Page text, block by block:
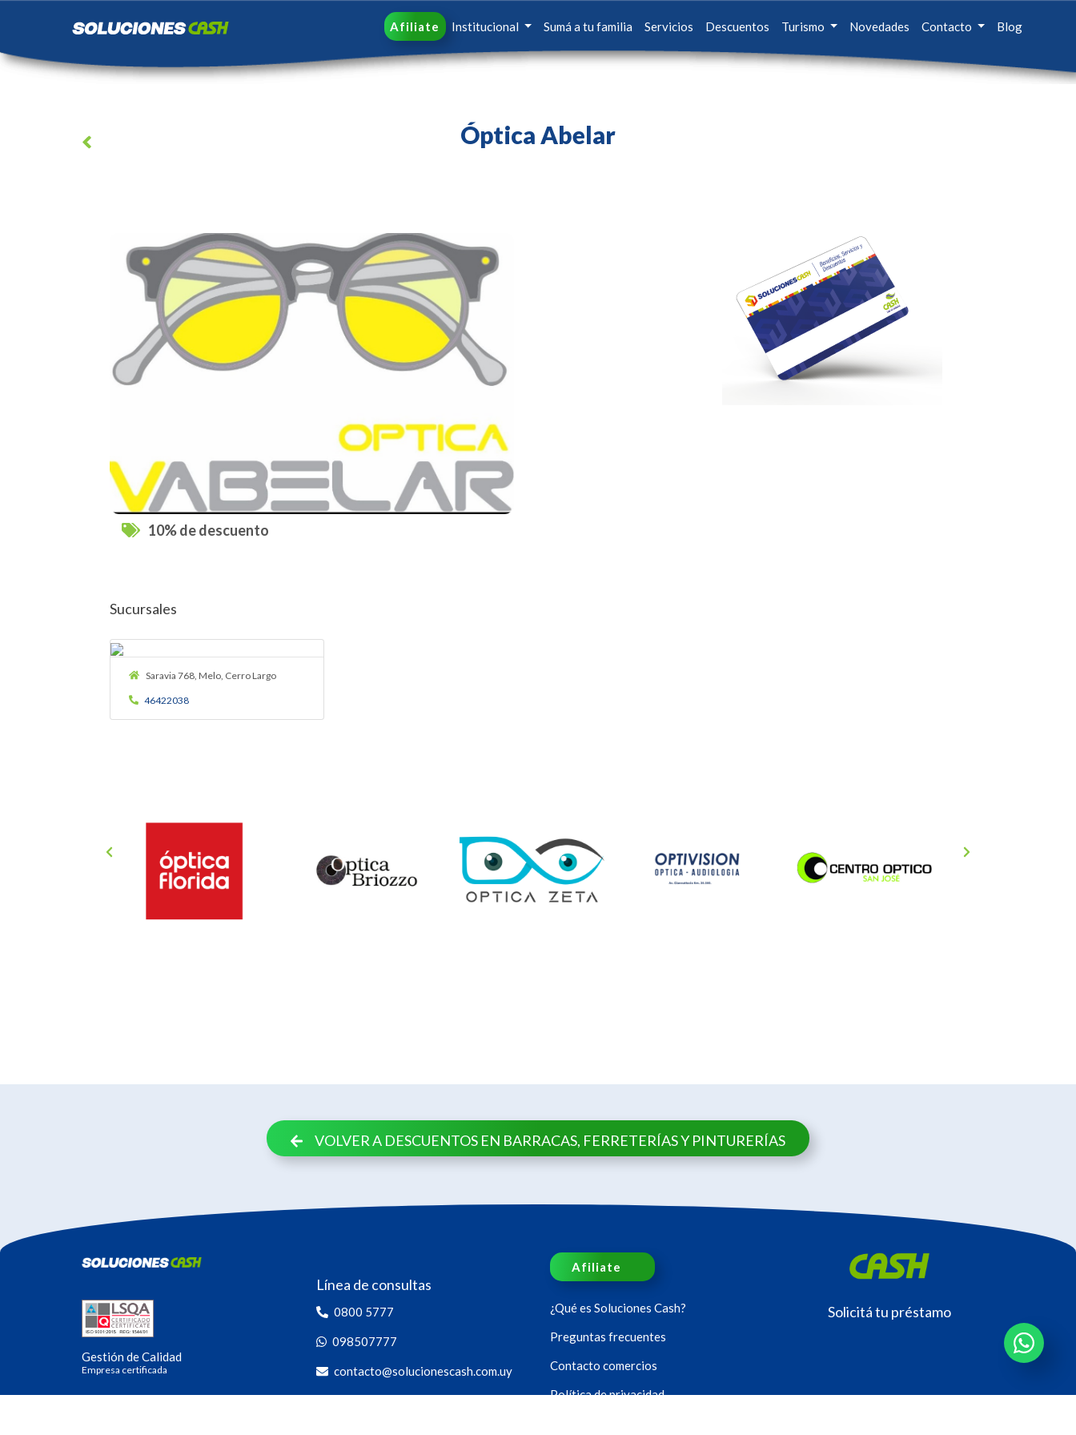
Afiliate Institucional Sumá a tu familia Servicios Descuentos Turismo Novedades Contacto Blog
Óptica Abelar
10% de descuento
Sucursales
Saravia 768, Melo, Cerro Largo
46422038
VOLVER A DESCUENTOS EN BARRACAS, FERRETERÍAS Y PINTURERÍAS
Gestión de Calidad
Empresa certificada
Línea de consultas
0800 5777
098507777
contacto@solucionescash.com.uy
Las 24 horas, los 365 días del año.
Afiliate
¿Qué es Soluciones Cash?
Preguntas frecuentes
Contacto comercios
Política de privacidad
Solicitá tu préstamo